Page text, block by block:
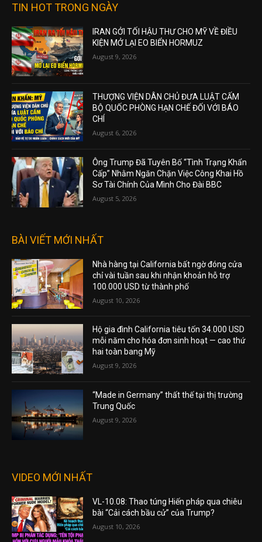
TIN HOT TRONG NGÀY
IRAN GỞI TỐI HẬU THƯ CHO MỸ VỀ ĐIỀU
KIỆN MỞ LẠI EO BIỂN HORMUZ
August 9, 2026
THƯỢNG VIỆN DÂN CHỦ ĐƯA LUẬT CẤM
BỘ QUỐC PHÒNG HẠN CHẾ ĐỐI VỚI BÁO
CHÍ
August 6, 2026
Ông Trump Đã Tuyên Bố “Tình Trạng Khẩn
Cấp” Nhằm Ngăn Chặn Việc Công Khai Hồ
Sơ Tài Chính Của Mình Cho Đài BBC
August 5, 2026
BÀI VIẾT MỚI NHẤT
Nhà hàng tại California bất ngờ đóng cửa
chỉ vài tuần sau khi nhận khoản hỗ trợ
100.000 USD từ thành phố
August 10, 2026
Hộ gia đình California tiêu tốn 34.000 USD
mỗi năm cho hóa đơn sinh hoạt — cao thứ
hai toàn bang Mỹ
August 9, 2026
“Made in Germany” thất thế tại thị trường
Trung Quốc
August 9, 2026
VIDEO MỚI NHẤT
VL-10.08: Thao túng Hiến pháp qua chiêu
bài “Cải cách bầu cử” của Trump?
August 10, 2026